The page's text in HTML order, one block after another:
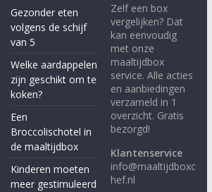
Gezonder eten
volgens de schijf
van 5
Welke aardappelen
zijn geschikt om te
koken?
Een
Broccolischotel in
de maaltijdbox
Kinderen moeten
meer gestimuleerd
Zelf een box
vergelijken? Dat
kan eenvoudig
met onze
maaltijdbox
service. Alle acties
en aanbiedingen
verzameld in 1
overzicht. Gratis
bezorgd!
Klantenservice
info@maaltijdboxc
hef.nl